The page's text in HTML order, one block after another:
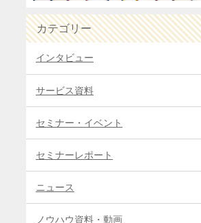
カテゴリー
インタビュー
サービス資料
セミナー・イベント
セミナーレポート
ニュース
ノウハウ資料・動画